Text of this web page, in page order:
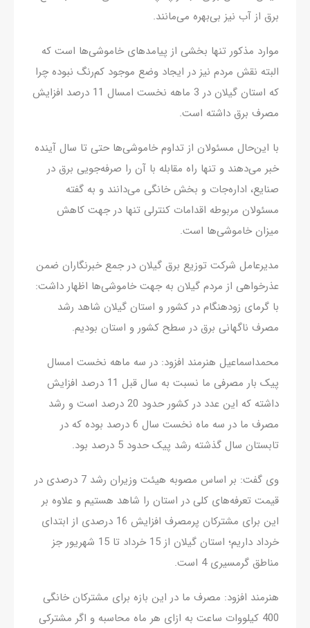
برق از آب نیز بی‌بهره می‌مانند.
موارد مذکور تنها بخشی از پیامدهای خاموشی‌ها است که
البته نقش مردم نیز در ایجاد وضع موجود کم‌رنگ نبوده چرا
که استان گیلان در 3 ماهه نخست امسال 11 درصد افزایش
مصرف برق داشته است.
با این‌حال مسئولان از تداوم خاموشی‌ها حتی تا سال آینده
خبر می‌دهند و تنها راه مقابله با آن را صرفه‌جویی برق در
صنایع، اداره‌جات و بخش خانگی می‌دانند و به گفته
مسئولان مربوطه اقدامات کنترلی تنها در جهت کاهش
میزان خاموشی‌ها است.
مدیرعامل شرکت توزیع برق گیلان در جمع خبرنگاران ضمن
عذرخواهی از مردم گیلان به جهت خاموشی‌ها اظهار داشت:
با گرمای زودهنگام در کشور و استان گیلان شاهد رشد
مصرف ناگهانی برق در سطح کشور و استان بودیم.
محمداسماعیل هنرمند افزود: در سه ماهه نخست امسال
پیک بار مصرفی ما نسبت به سال قبل 11 درصد افزایش
داشته که این عدد در کشور حدود 20 درصد است و رشد
مصرف ما در سه ماه نخست سال 6 درصد بوده که در
تابستان سال گذشته رشد پیک حدود 5 درصد بود.
وی گفت: بر اساس مصوبه هیئت وزیران رشد 7 درصدی در
قیمت تعرفه‌های کلی در استان را شاهد هستیم و علاوه بر
این برای مشترکان پرمصرف افزایش 16 درصدی از ابتدای
خرداد داریم؛ استان گیلان از 15 خرداد تا 15 شهریور جز
مناطق گرمسیری 4 است.
هنرمند افزود: مصرف ما در این بازه برای مشترکان خانگی
400 کیلووات ساعت به ازای هر ماه محاسبه و اگر مشترکی